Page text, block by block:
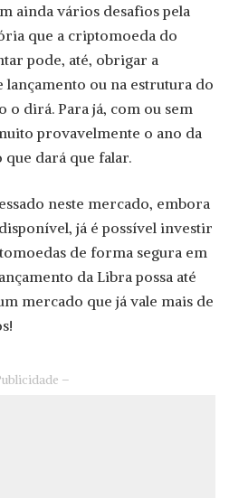
ainda vários desafios pela
que a criptomoeda do
pode, até, obrigar a
lançamento ou na estrutura do
o dirá. Para já, com ou sem
provavelmente o ano da
que dará que falar.
neste mercado, embora
já é possível investir
de forma segura em
da Libra possa até
mercado que já vale mais de
–